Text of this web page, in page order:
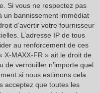
Si vous ne respectez pas
un bannissement immédiat
d’avertir votre fournisseur
L’adresse IP de tous
au renforcement de ces
X-MAXX-FR » ait le droit de
de verrouiller n’importe quel
si nous estimons cela
acceptez que toutes les